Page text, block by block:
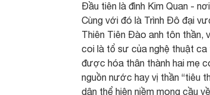
Đầu tiên là đình Kim Quan -
Cùng với đó là Trình Đô đại
Thiên Tiên Đào anh tôn thần,
coi là tổ sư của nghệ thuật ca
được hóa thân thành hai mẹ
nguồn nước hay vị thần “tiêu
dân thể hiện niềm mong cầu